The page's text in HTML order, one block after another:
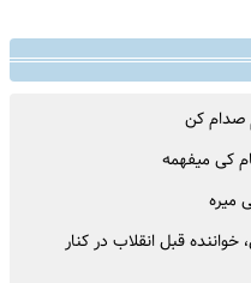
صدام کن
کی میفهمه
میره
قبل انقلاب در کنار